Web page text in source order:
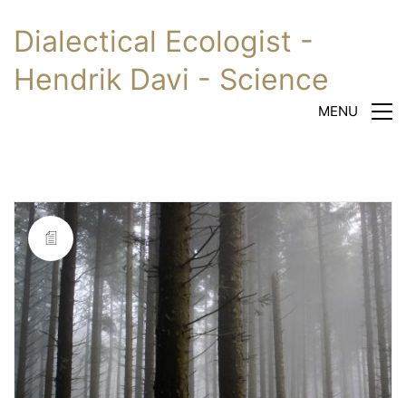
Dialectical Ecologist -
Hendrik Davi - Science
MENU